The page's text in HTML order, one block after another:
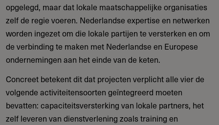
opgelegd, maar dat lokale maatschappelijke organisaties
zelf de regie voeren. Nederlandse expertise en netwerken
worden ingezet om die lokale partijen te versterken en om
de verbinding te maken met Nederlandse en Europese
ondernemingen aan het einde van de keten.
Concreet betekent dit dat projecten verplicht alle vier de
volgende activiteitensoorten geïntegreerd moeten
bevatten: capaciteitsversterking van lokale partners, het
zelf leveren van dienstverlening zoals training en